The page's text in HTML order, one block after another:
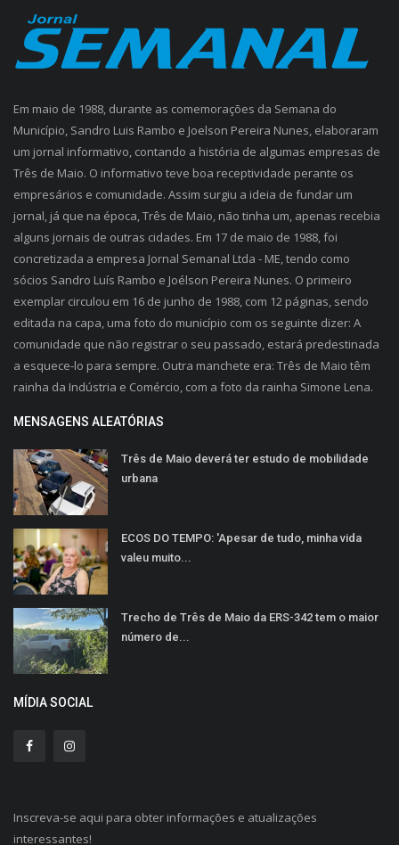
Em maio de 1988, durante as comemorações da Semana do
Município, Sandro Luis Rambo e Joelson Pereira Nunes, elaboraram
um jornal informativo, contando a história de algumas empresas de
Três de Maio. O informativo teve boa receptividade perante os
empresários e comunidade. Assim surgiu a ideia de fundar um
jornal, já que na época, Três de Maio, não tinha um, apenas recebia
alguns jornais de outras cidades. Em 17 de maio de 1988, foi
concretizada a empresa Jornal Semanal Ltda - ME, tendo como
sócios Sandro Luís Rambo e Joélson Pereira Nunes. O primeiro
exemplar circulou em 16 de junho de 1988, com 12 páginas, sendo
editada na capa, uma foto do município com os seguinte dizer: A
comunidade que não registrar o seu passado, estará predestinada
a esquece-lo para sempre. Outra manchete era: Três de Maio têm
rainha da Indústria e Comércio, com a foto da rainha Simone Lena.
MENSAGENS ALEATÓRIAS
Três de Maio deverá ter estudo de mobilidade
urbana
ECOS DO TEMPO: 'Apesar de tudo, minha vida
valeu muito...
Trecho de Três de Maio da ERS-342 tem o maior
número de...
MÍDIA SOCIAL
Inscreva-se aqui para obter informações e atualizações
interessantes!